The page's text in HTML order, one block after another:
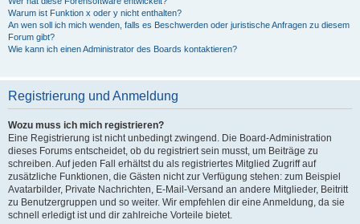
Warum ist Funktion x oder y nicht enthalten?
An wen soll ich mich wenden, falls es Beschwerden oder juristische Anfragen zu diesem
Forum gibt?
Wie kann ich einen Administrator des Boards kontaktieren?
Registrierung und Anmeldung
Wozu muss ich mich registrieren?
Eine Registrierung ist nicht unbedingt zwingend. Die Board-Administration
dieses Forums entscheidet, ob du registriert sein musst, um Beiträge zu
schreiben. Auf jeden Fall erhältst du als registriertes Mitglied Zugriff auf
zusätzliche Funktionen, die Gästen nicht zur Verfügung stehen: zum Beispiel
Avatarbilder, Private Nachrichten, E-Mail-Versand an andere Mitglieder, Beitritt
zu Benutzergruppen und so weiter. Wir empfehlen dir eine Anmeldung, da sie
schnell erledigt ist und dir zahlreiche Vorteile bietet.